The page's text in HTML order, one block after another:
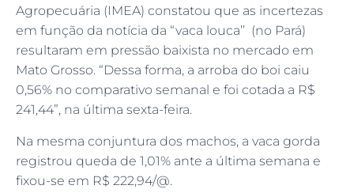
Agropecuária (IMEA) constatou que as incertezas
em função da notícia da “vaca louca’’ (no Pará)
resultaram em pressão baixista no mercado em
Mato Grosso. “Dessa forma, a arroba do boi caiu
0,56% no comparativo semanal e foi cotada a R$
241,44”, na última sexta-feira.
Na mesma conjuntura dos machos, a vaca gorda
registrou queda de 1,01% ante a última semana e
fixou-se em R$ 222,94/@.